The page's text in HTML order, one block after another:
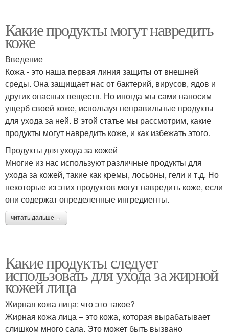
Какие продукты могут навредить
коже
Введение
Кожа - это наша первая линия защиты от внешней
среды. Она защищает нас от бактерий, вирусов, ядов и
других опасных веществ. Но иногда мы сами наносим
ущерб своей коже, используя неправильные продукты
для ухода за ней. В этой статье мы рассмотрим, какие
продукты могут навредить коже, и как избежать этого.
Продукты для ухода за кожей
Многие из нас используют различные продукты для
ухода за кожей, такие как кремы, лосьоны, гели и т.д. Но
некоторые из этих продуктов могут навредить коже, если
они содержат определенные ингредиенты.
читать дальше →
Какие продукты следует
использовать для ухода за жирной
кожей лица
Жирная кожа лица: что это такое?
Жирная кожа лица – это кожа, которая вырабатывает
слишком много сала. Это может быть вызвано